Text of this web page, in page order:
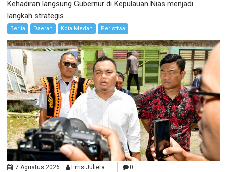
Kehadiran langsung Gubernur di Kepulauan Nias menjadi
langkah strategis...
Berita Daerah Kota Medan Peristiwa
7 Agustus 2026 Erris Julieta 0